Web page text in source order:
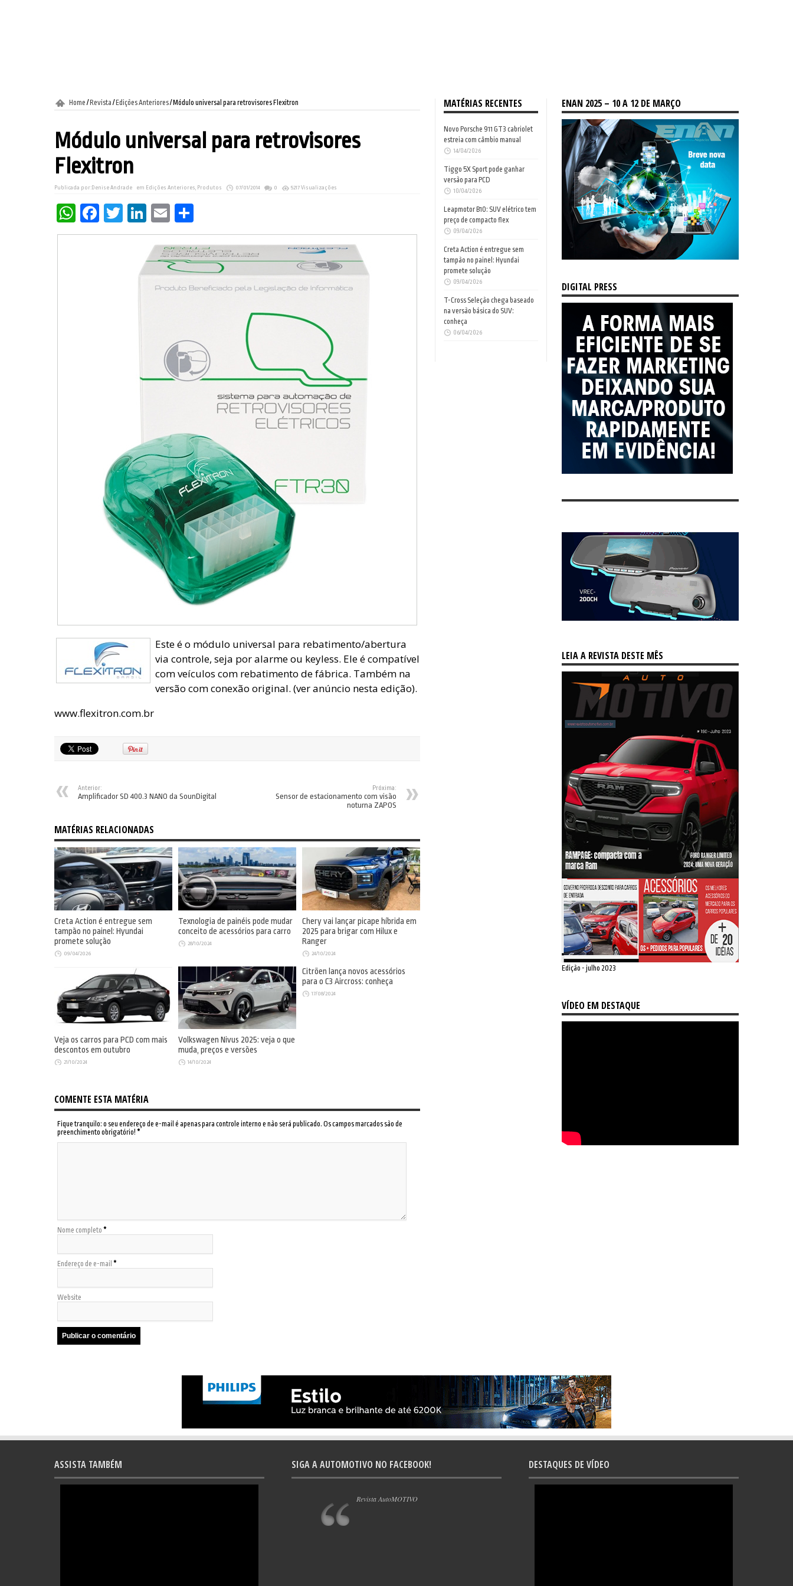
Home / Revista / Edições Anteriores/ Módulo universal para retrovisores Flexitron
Módulo universal para retrovisores
Flexitron
Publicada por: Denise Andrade em Edições Anteriores, Produtos 07/01/2014 0 5217 Visualizações
WhatsApp
Facebook
Twitter
LinkedIn
Email
Este é o módulo universal para rebatimento/abertura
via controle, seja por alarme ou keyless. Ele é compatível
com veículos com rebatimento de fábrica. Também na
versão com conexão original. (ver anúncio nesta edição).
www.flexitron.com.br
Anterior:
Amplificador SD 400.3 NANO da SounDigital
Próxima:
Sensor de estacionamento com visão
noturna ZAPOS
MATÉRIAS RELACIONADAS
Creta Action é entregue sem
tampão no painel: Hyundai
promete solução
09/04/2026
Texnologia de painéis pode mudar
conceito de acessórios para carro
28/10/2024
Chery vai lançar picape híbrida em
2025 para brigar com Hilux e
Ranger
24/10/2024
Veja os carros para PCD com mais
descontos em outubro
21/10/2024
Volkswagen Nivus 2025: veja o que
muda, preços e versões
14/10/2024
Citröen lança novos acessórios
para o C3 Aircross: conheça
17/08/2024
COMENTE ESTA MATÉRIA
Fique tranquilo: o seu endereço de e-mail é apenas para controle interno e não será publicado. Os campos marcados são de
preenchimento obrigatório! *
Nome completo *
Endereço de e-mail *
Website
MATÉRIAS RECENTES
Novo Porsche 911 GT3 cabriolet
estreia com câmbio manual
14/04/2026
Tiggo 5X Sport pode ganhar
versão para PCD
10/04/2026
Leapmotor B10: SUV elétrico tem
preço de compacto flex
09/04/2026
Creta Action é entregue sem
tampão no painel: Hyundai
promete solução
09/04/2026
T-Cross Seleção chega baseado
na versão básica do SUV:
conheça
06/04/2026
ENAN 2025 – 10 A 12 DE MARÇO
DIGITAL PRESS
LEIA A REVISTA DESTE MÊS
Edição - julho 2023
VÍDEO EM DESTAQUE
ASSISTA TAMBÉM SIGA A AUTOMOTIVO NO FACEBOOK!
Revista AutoMOTIVO
DESTAQUES DE VÍDEO